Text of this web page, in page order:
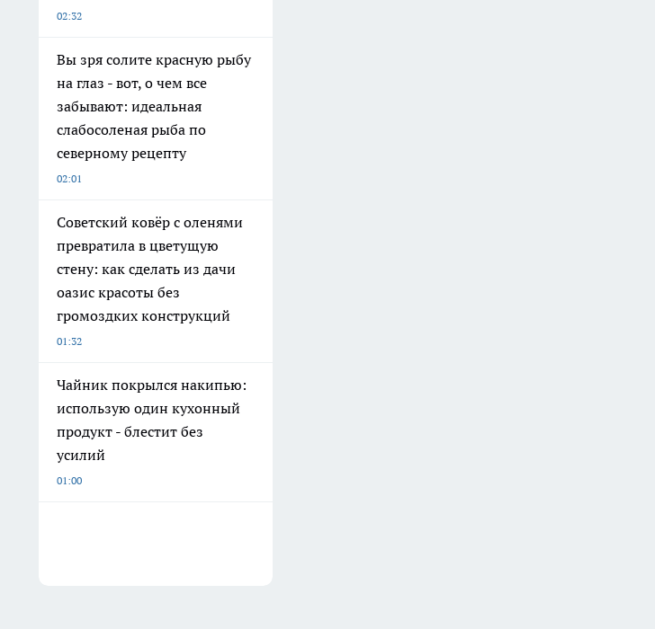
02:32
Вы зря солите красную рыбу
на глаз - вот, о чем все
забывают: идеальная
слабосоленая рыба по
северному рецепту
02:01
Советский ковёр с оленями
превратила в цветущую
стену: как сделать из дачи
оазис красоты без
громоздких конструкций
01:32
Чайник покрылся накипью:
использую один кухонный
продукт - блестит без
усилий
01:00